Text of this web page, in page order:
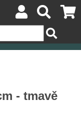
- tmavě